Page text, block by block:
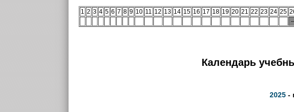
1 2 3 4 5 6 7 8 9 10 11 12 13 14 15 16 17 18 19 20 21 22 23 24 25
Календарь
2025-